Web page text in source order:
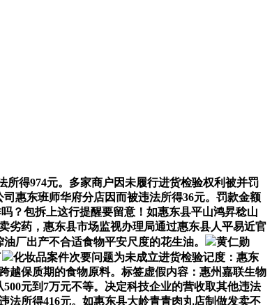
得974元。多家商户因未履行进货检验权利被并罚
惠东班师华府分店因而被违法所得36元。罚款金额
？包拆上这行提醒要留意！如惠东县平山鸿昇稔山
劣药，惠东县市场监视办理局通过惠东县人平易近官
厂出产不合适食物平安尺度的花生油。
黄仁勋
化妆品案件次要问题为未成立进货检验记度：惠东
越保质期的食物原料。标签虚假内容：惠州嘉联生物
元到7万元不等。决定科技企业的营收取其他违法
法所得416元。如惠东县大岭青青肉丸店制做发卖不